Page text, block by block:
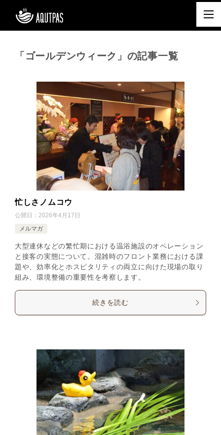
「ゴールデンウィーク」の記事一覧
忙しさノムコウ
公開日： 2026年4月17日
メルマガ
大型連休などの繁忙期における温浴施設のオペレーション
と接客の実態について。混雑時のフロント業務における課
題や、効率化とホスピタリティの両立に向けた現場の取り
組み、環境整備の重要性を考察します。
続きを読む